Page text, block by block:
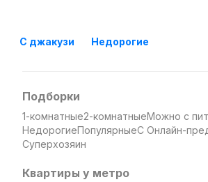
С джакузи Недорогие
Подборки
1-комнатные2-комнатныеМожно с
НедорогиеПопулярныеС Онлайн-
Суперхозяин
Квартиры у метро